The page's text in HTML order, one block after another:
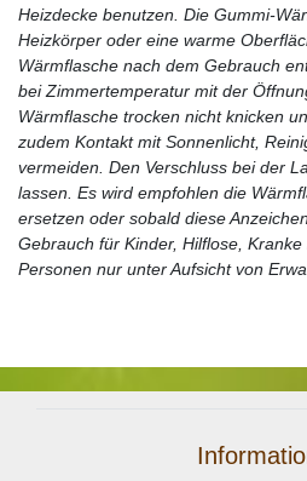
Heizdecke benutzen. Die Gummi-
Heizkörper oder eine warme
Wärmflasche nach dem Gebrauch
bei Zimmertemperatur mit der
Wärmflasche trocken nicht knicken
zudem Kontakt mit Sonnenlicht,
vermeiden. Den Verschluss bei der
lassen. Es wird empfohlen die
ersetzen oder sobald diese
Gebrauch für Kinder, Hilflose,
Personen nur unter Aufsicht von